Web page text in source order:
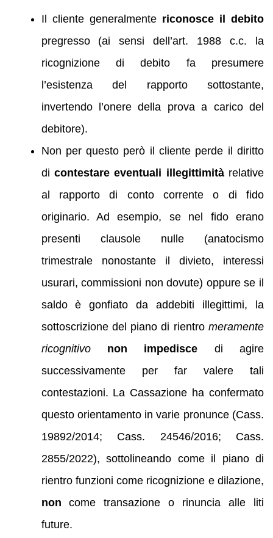
Il cliente generalmente riconosce il debito
pregresso (ai sensi dell’art. 1988 c.c. la
ricognizione di debito fa presumere
l’esistenza del rapporto sottostante,
invertendo l’onere della prova a carico del
debitore).
Non per questo però il cliente perde il diritto
di contestare eventuali illegittimitàrelative
al rapporto di conto corrente o di fido
originario. Ad esempio, se nel fido erano
presenti clausole nulle (anatocismo
trimestrale nonostante il divieto, interessi
usurari, commissioni non dovute) oppure se il
saldo è gonfiato da addebiti illegittimi, la
sottoscrizione del piano di rientro meramente
ricognitivo
non impedisce di agire
successivamente per far valere tali
contestazioni. La Cassazione ha confermato
questo orientamento in varie pronunce (Cass.
19892/2014; Cass. 24546/2016; Cass.
2855/2022), sottolineando come il piano di
rientro funzioni come ricognizione e dilazione,
non come transazione o rinuncia alle liti
future.